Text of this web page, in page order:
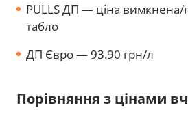
PULLS ДП — ціна
табло
ДП Євро — 93.90 грн/л
Порівняння з цінами